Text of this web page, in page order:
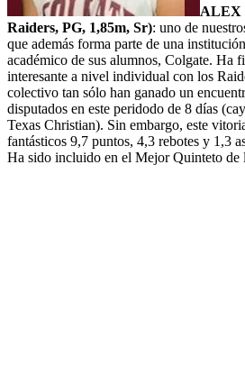
ALEX
Raiders, PG, 1,85m, Sr): uno de
que además forma parte de una
académico de sus alumnos, Colgate. Ha
interesante a nivel individual con los
colectivo tan sólo han ganado un
disputados en este peridodo de 8 días
Texas Christian). Sin embargo, este
fantásticos 9,7 puntos, 4,3 rebotes y 1,3
Ha sido incluido en el Mejor Quinteto de